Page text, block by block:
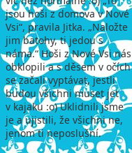
jsou hoši z domova v Nové
Vsi“, pravila Jitka. „Naložte
jim batohy, ti jedou s
náma.“ Hoši z Nové Vsi nás
obklopili a s děsem v očích
se začali vyptávat, jestli
budou všichni muset jet
v kajaku :o) Uklidnili jsme
je a ujistili, že všichni ne,
jenom ti neposlušní.